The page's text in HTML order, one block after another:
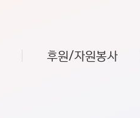
후원/자원봉사